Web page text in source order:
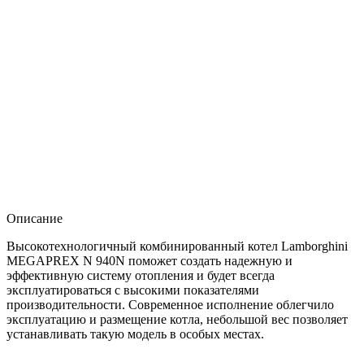
Описание
Высокотехнологичный комбинированный котел Lamborghini
MEGAPREX N 940N поможет создать надежную и
эффективную систему отопления и будет всегда
эксплуатироваться с высокими показателями
производительности. Современное исполнение облегчило
эксплуатацию и размещение котла, небольшой вес позволяет
устанавливать такую модель в особых местах.